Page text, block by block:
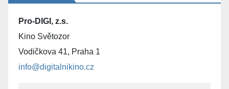
Pro-DIGI, z.s.
Kino Světozor
Vodičkova 41, Praha 1
info@digitalnikino.cz